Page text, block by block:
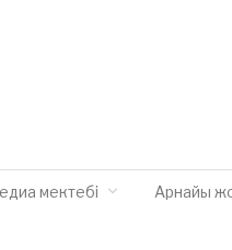
мектебі Арнайы